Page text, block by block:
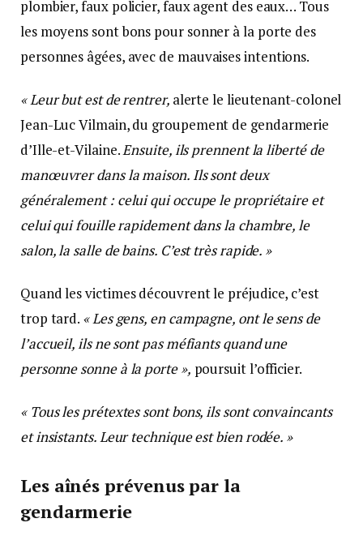
plombier, faux policier, faux agent des eaux… Tous
les moyens sont bons pour sonner à la porte des
personnes âgées, avec de mauvaises intentions.
« Leur but est de rentrer, alerte le lieutenant-colonel
Jean-Luc Vilmain, du groupement de gendarmerie
d’Ille-et-Vilaine.Ensuite, ils prennent la liberté de
manœuvrer dans la maison. Ils sont deux
généralement : celui qui occupe le propriétaire et
celui qui fouille rapidement dans la chambre, le
salon, la salle de bains. C’est très rapide. »
Quand les victimes découvrent le préjudice, c’est
trop tard. « Les gens, en campagne, ont le sens de
l’accueil, ils ne sont pas méfiants quand une
personne sonne à la porte », poursuit l’officier.
« Tous les prétextes sont bons, ils sont convaincants
et insistants. Leur technique est bien rodée. »
Les aînés prévenus par la
gendarmerie